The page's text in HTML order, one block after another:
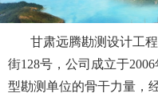
甘肃远腾勘测设计工程
街128号，公司成立于
型勘测单位的骨干力量，